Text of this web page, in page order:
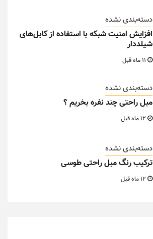
دسته‌بندی نشده
افزایش امنیت شبکه با استفاده از کابل‌های
شیلددار
دسته‌بندی نشده
مبل راحتی چند نفره بخریم ؟
دسته‌بندی نشده
ترکیب رنگ مبل راحتی طوسی